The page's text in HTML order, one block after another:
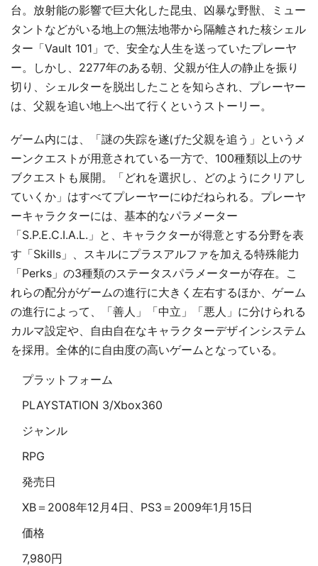
台。放射能の影響で巨大化した昆虫、凶暴な野獣、ミュー
タントなどがいる地上の無法地帯から隔離された核シェル
ター「Vault 101」で、安全な人生を送っていたプレーヤ
ー。しかし、2277年のある朝、父親が住人の静止を振り
切り、シェルターを脱出したことを知らされ、プレーヤー
は、父親を追い地上へ出て行くというストーリー。
ゲーム内には、「謎の失踪を遂げた父親を追う」というメ
ーンクエストが用意されている一方で、100種類以上のサ
ブクエストも展開。「どれを選択し、どのようにクリアし
ていくか」はすべてプレーヤーにゆだねられる。プレーヤ
ーキャラクターには、基本的なパラメーター
「S.P.E.C.I.A.L.」と、キャラクターが得意とする分野を表
す「Skills」、スキルにプラスアルファを加える特殊能力
「Perks」の3種類のステータスパラメーターが存在。こ
れらの配分がゲームの進行に大きく左右するほか、ゲーム
の進行によって、「善人」「中立」「悪人」に分けられる
カルマ設定や、自由自在なキャラクターデザインシステム
を採用。全体的に自由度の高いゲームとなっている。
プラットフォーム
PLAYSTATION 3/Xbox360
ジャンル
RPG
発売日
XB＝2008年12月4日、PS3＝2009年1月15日
価格
7,980円